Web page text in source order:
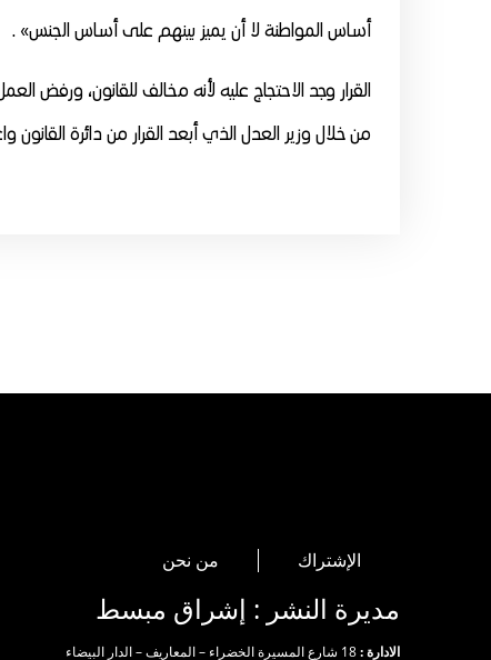
أساس المواطنة لا أن يميز بينهم على أساس الجنس» .
القرار وجد الاحتجاج عليه لأنه مخالف للقانون، ورفض
من خلال وزير العدل الذي أبعد القرار من دائرة القانون
الإشتراك من نحن
مديرة النشر : إشراق مبسط
الادارة :